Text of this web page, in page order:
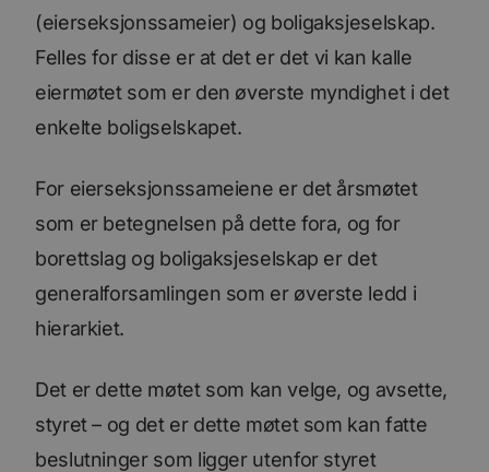
(eierseksjonssameier) og boligaksjeselskap.
Felles for disse er at det er det vi kan kalle
eiermøtet som er den øverste myndighet i det
enkelte boligselskapet.
For eierseksjonssameiene er det årsmøtet
som er betegnelsen på dette fora, og for
borettslag og boligaksjeselskap er det
generalforsamlingen som er øverste ledd i
hierarkiet.
Det er dette møtet som kan velge, og avsette,
styret – og det er dette møtet som kan fatte
beslutninger som ligger utenfor styret